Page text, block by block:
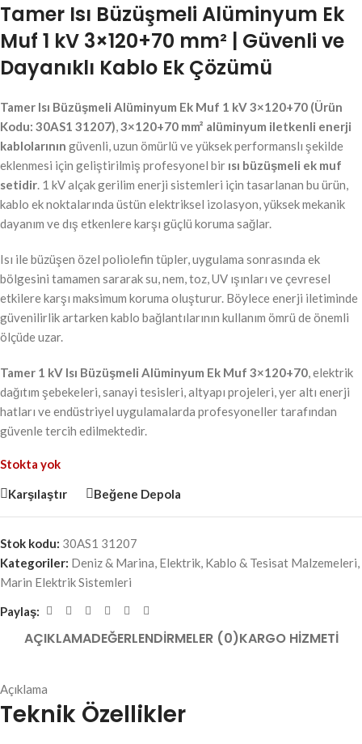
Tamer Isı Büzüşmeli Alüminyum Ek
Muf 1 kV 3×120+70 mm² | Güvenli ve
Dayanıklı Kablo Ek Çözümü
Tamer Isı Büzüşmeli Alüminyum Ek Muf 1 kV 3×120+70 (Ürün
Kodu: 30AS1 31207),3×120+70 mm² alüminyum iletkenli enerji
kablolarının güvenli, uzun ömürlü ve yüksek performanslı şekilde
eklenmesi için geliştirilmiş profesyonel bir ısı büzüşmeli ek muf
setidir. 1 kV alçak gerilim enerji sistemleri için tasarlanan bu ürün,
kablo ek noktalarında üstün elektriksel izolasyon, yüksek mekanik
dayanım ve dış etkenlere karşı güçlü koruma sağlar.
Isı ile büzüşen özel poliolefin tüpler, uygulama sonrasında ek
bölgesini tamamen sararak su, nem, toz, UV ışınları ve çevresel
etkilere karşı maksimum koruma oluşturur. Böylece enerji iletiminde
güvenilirlik artarken kablo bağlantılarının kullanım ömrü de önemli
ölçüde uzar.
Tamer 1 kV Isı Büzüşmeli Alüminyum Ek Muf 3×120+70, elektrik
dağıtım şebekeleri, sanayi tesisleri, altyapı projeleri, yer altı enerji
hatları ve endüstriyel uygulamalarda profesyoneller tarafından
güvenle tercih edilmektedir.
Stokta yok
Karşılaştır Beğene Depola
Stok kodu: 30AS1 31207
Kategoriler: Deniz & Marina, Elektrik, Kablo & Tesisat Malzemeleri,
Marin Elektrik Sistemleri
Paylaş:
AÇIKLAMADEĞERLENDIRMELER (0)KARGO HIZMETI
Açıklama
Teknik Özellikler